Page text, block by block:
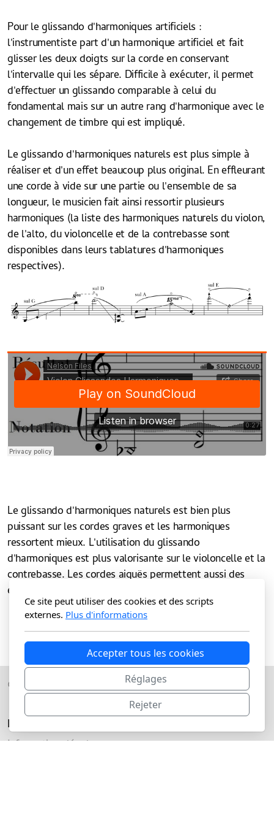
Pour le glissando d'harmoniques artificiels :
l'instrumentiste part d'un harmonique artificiel et fait
glisser les deux doigts sur la corde en conservant
l'intervalle qui les sépare. Difficile à exécuter, il permet
d'effectuer un glissando comparable à celui du
fondamental mais sur un autre rang d'harmonique avec le
changement de timbre qui est impliqué.
Le glissando d'harmoniques naturels est plus simple à
réaliser et d'un effet beaucoup plus original. En effleurant
une corde à vide sur une partie ou l'ensemble de sa
longueur, le musicien fait ainsi ressortir plusieurs
harmoniques (la liste des harmoniques naturels du violon,
de l'alto, du violoncelle et de la contrebasse sont
disponibles dans leurs tablatures d'harmoniques
respectives).
Le glissando d'harmoniques naturels est bien plus
puissant sur les cordes graves et les harmoniques
ressortent mieux. L'utilisation du glissando
d'harmoniques est plus valorisante sur le violoncelle et la
contrebasse. Les cordes aiguës permettent aussi des
effets très intéressants.
© 2011 - 2025 - Nelson MALLEUS EI
Légal
Informations légales
Ce site peut utiliser des cookies et des scripts
externes. Plus d'informations
Accepter tous les cookies
Réglages
Rejeter